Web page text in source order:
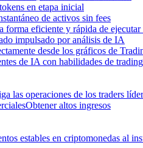
en etapa inicial
de activos sin fees
forma eficiente y rápida de
impulsado por análisis de IA
desde los gráficos de
de IA con habilidades de
las operaciones de los traders
Obtener altos ingresos
estables en criptomonedas al